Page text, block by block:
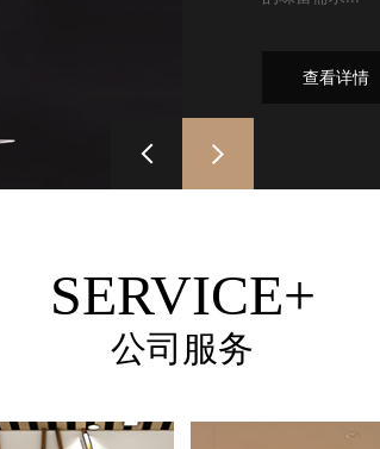
查看详情
SERVICE+
公司服务